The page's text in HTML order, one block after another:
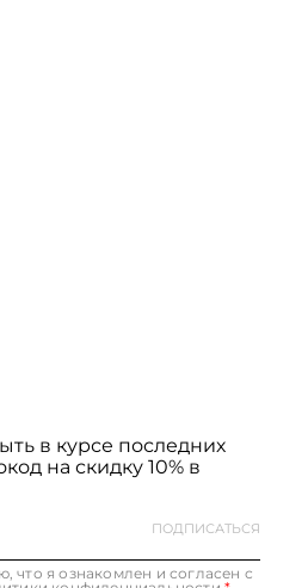
в курсе последних
на скидку 10% в
что я ознакомлен и согласен с